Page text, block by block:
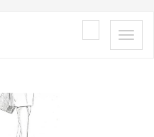
Toggle